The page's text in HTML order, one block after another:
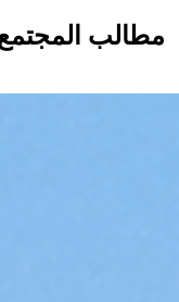
مطالب